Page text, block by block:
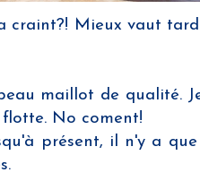
Mieux vaut
maillot de qualité.
No coment!
présent, il n'y a